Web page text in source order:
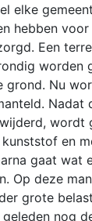
elke
hebben voor
Een
worden
Nu
Nadat
wordt
en
gaat wat
Op deze
grote
nog